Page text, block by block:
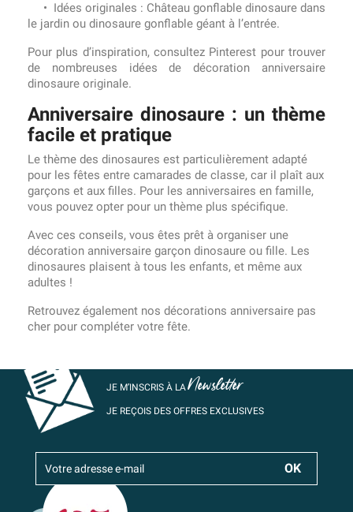
• Idées originales : Château gonflable dinosaure dans
le jardin ou dinosaure gonflable géant à l’entrée.
Pour plus d’inspiration, consultez Pinterest pour trouver
de nombreuses idées de décoration anniversaire
dinosaure originale.
Anniversaire dinosaure : un thème
facile et pratique
Le thème des dinosaures est particulièrement adapté
pour les fêtes entre camarades de classe, car il plaît aux
garçons et aux filles. Pour les anniversaires en famille,
vous pouvez opter pour un thème plus spécifique.
Avec ces conseils, vous êtes prêt à organiser une
décoration anniversaire garçon dinosaure ou fille. Les
dinosaures plaisent à tous les enfants, et même aux
adultes !
Retrouvez également nos décorations anniversaire pas
cher pour compléter votre fête.
JE M’INSCRIS À LANewsletter
JE REÇOIS DES OFFRES EXCLUSIVES